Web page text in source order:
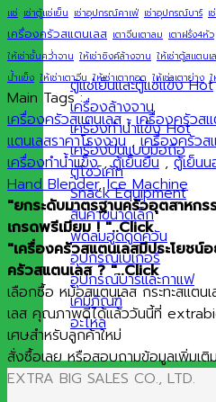
ตู้แช่เย็นและตู้แช่แข็ง
เครื่องล้างจาน
เครื่องทำน้ำแข็ง
เครื่องปั่นแบบมือถือ
ตู้โชว์เค้ก
Snack Equipment
สินค้าขนาดเล็ก
พัดลมฮูดดูดควัน
อุปกรณ์เบเกอรี่
อุปกรณ์บาร์และกาแฟ
เคมีภัณฑ์
อะไหล่
แช่ เช่าตู้แช่เย็น เช่าอุปกรณ์คาเฟ่ เช่าอุปกรณ์บาร์ เ
เครื่องครัวสแตนเลส เตาจีนเตาลม เตาฝรั่ง4หัว
ให้เช่าชั้นคว่ำจาน ให้เช่าซิงค์ล้างจาน ให้เช่าตู้สแตนเ
น้ำแข็ง ให้เช่าเตาจีน ให้เช่าเตาทอด ให้เช่าเตาย่าง
Main Tags :
เครื่องครัวสแตนเลส,เครื่องครัวส
แตนเลสราคาโรงงาน,เครื่องครัวส
เครื่องทำน้ำแข็ง,ตู้เย็นยืน,ตู้เย็น
Hand Blender,Ice Machine
"ยกระดับมาตรฐานครัวอุตสาหก
เกรดพรีเมียม ! "..Click
"เครื่องครัวสแตนเลสมีประโยชน์
ครัวสแตนเลส ? "..Click
เลือกซื้อ หม้อสแตนเลส กระทะสแต
เลส คุณภาพดีได้แล้ววันนี้ที่
เศษสำหรับลูกค้าใหม่
สั่งซื้อเลย หรือสอบถามข้อมูลเพิ่มเ
EXTRA BIG SALES CO., LTD.